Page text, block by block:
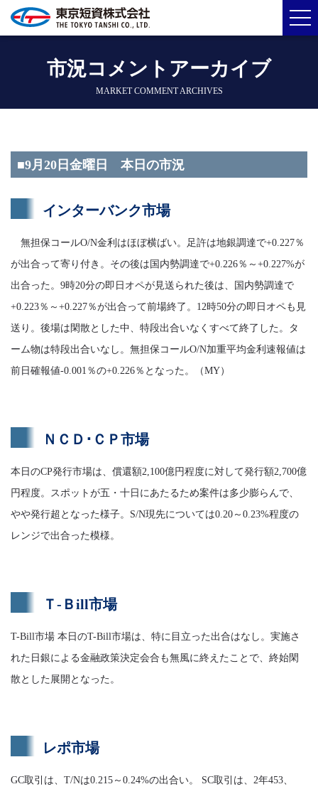
市況コメントアーカイブ
MARKET COMMENT ARCHIVES
■9月20日金曜日 本日の市況
インターバンク市場
無担保コールO/N金利はほぼ横ばい。足許は地銀調達で+0.227％
が出合って寄り付き。その後は国内勢調達で+0.226％～+0.227%が
出合った。9時20分の即日オペが見送られた後は、国内勢調達で
+0.223％～+0.227％が出合って前場終了。12時50分の即日オペも見
送り。後場は閑散とした中、特段出合いなくすべて終了した。タ
ーム物は特段出合いなし。無担保コールO/N加重平均金利速報値は
前日確報値-0.001％の+0.226％となった。（MY）
ＮＣＤ･ＣＰ市場
本日のCP発行市場は、償還額2,100億円程度に対して発行額2,700億
円程度。スポットが五・十日にあたるため案件は多少膨らんで、
やや発行超となった様子。S/N現先については0.20～0.23%程度の
レンジで出合った模様。
Ｔ-Ｂill市場
T-Bill市場 本日のT-Bill市場は、特に目立った出合はなし。実施さ
れた日銀による金融政策決定会合も無風に終えたことで、終始閑
散とした展開となった。
レポ市場
GC取引は、T/Nは0.215～0.24%の出合い。 SC取引は、2年453、